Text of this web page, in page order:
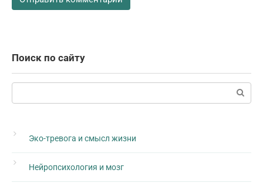
Поиск по сайту
Поиск:
Эко-тревога и смысл жизни
Нейропсихология и мозг